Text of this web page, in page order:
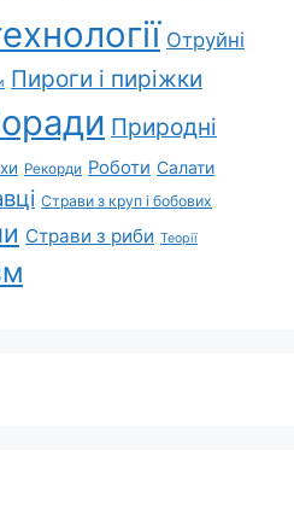
Отруйні
Пироги і пиріжки
Природні
Рекорди Роботи Салати
Страви з круп і бобових
Страви з риби Теорії